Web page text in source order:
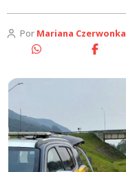
Por Mariana Czerwonka